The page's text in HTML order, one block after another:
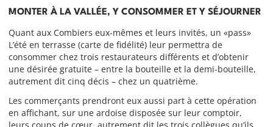
MONTER À LA VALLÉE, Y CONSOMMER ET Y SÉJOURNER
Quant aux Combiers eux-mêmes et leurs invités, un «pass»
L’été en terrasse (carte de fidélité) leur permettra de
consommer chez trois restaurateurs différents et d’obtenir
une désirée gratuite – entre la bouteille et la demi-bouteille,
autrement dit cinq décis – chez un quatrième.
Les commerçants prendront eux aussi part à cette opération
en affichant, sur une ardoise disposée sur leur comptoir,